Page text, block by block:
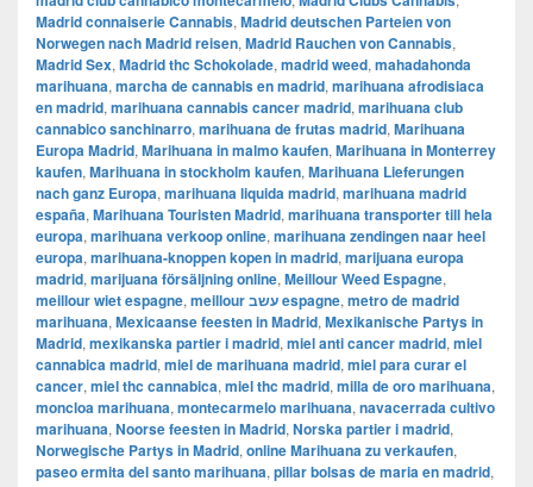
Madrid connaiserie Cannabis, Madrid deutschen Parteien von
Norwegen nach Madrid reisen, Madrid Rauchen von Cannabis,
Madrid Sex, Madrid thc Schokolade, madrid weed, mahadahonda
marihuana, marcha de cannabis en madrid, marihuana afrodisiaca
en madrid, marihuana cannabis cancer madrid, marihuana club
cannabico sanchinarro, marihuana de frutas madrid, Marihuana
Europa Madrid, Marihuana in malmo kaufen, Marihuana in Monterrey
kaufen, Marihuana in stockholm kaufen, Marihuana Lieferungen
nach ganz Europa, marihuana liquida madrid, marihuana madrid
españa, Marihuana Touristen Madrid, marihuana transporter till hela
europa, marihuana verkoop online, marihuana zendingen naar heel
europa, marihuana-knoppen kopen in madrid, marijuana europa
madrid, marijuana försäljning online, Meillour Weed Espagne,
meillour wiet espagne, meillour עשב espagne, metro de madrid
marihuana, Mexicaanse feesten in Madrid, Mexikanische Partys in
Madrid, mexikanska partier i madrid, miel anti cancer madrid, miel
cannabica madrid, miel de marihuana madrid, miel para curar el
cancer, miel thc cannabica, miel thc madrid, milla de oro marihuana,
moncloa marihuana, montecarmelo marihuana, navacerrada cultivo
marihuana, Noorse feesten in Madrid, Norska partier i madrid,
Norwegische Partys in Madrid, online Marihuana zu verkaufen,
paseo ermita del santo marihuana, pillar bolsas de maria en madrid,